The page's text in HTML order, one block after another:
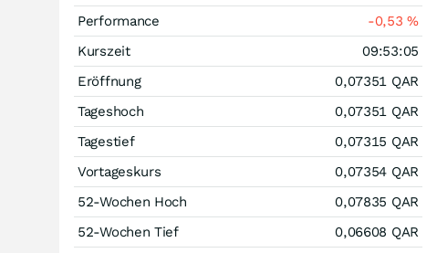
Performance
-0,53%
Kurszeit
09:53:05
Eröffnung
0,07351 QAR
Tageshoch
0,07351 QAR
Tagestief
0,07315 QAR
Vortageskurs
0,07354 QAR
52-Wochen Hoch
0,07835 QAR
52-Wochen Tief
0,06608 QAR